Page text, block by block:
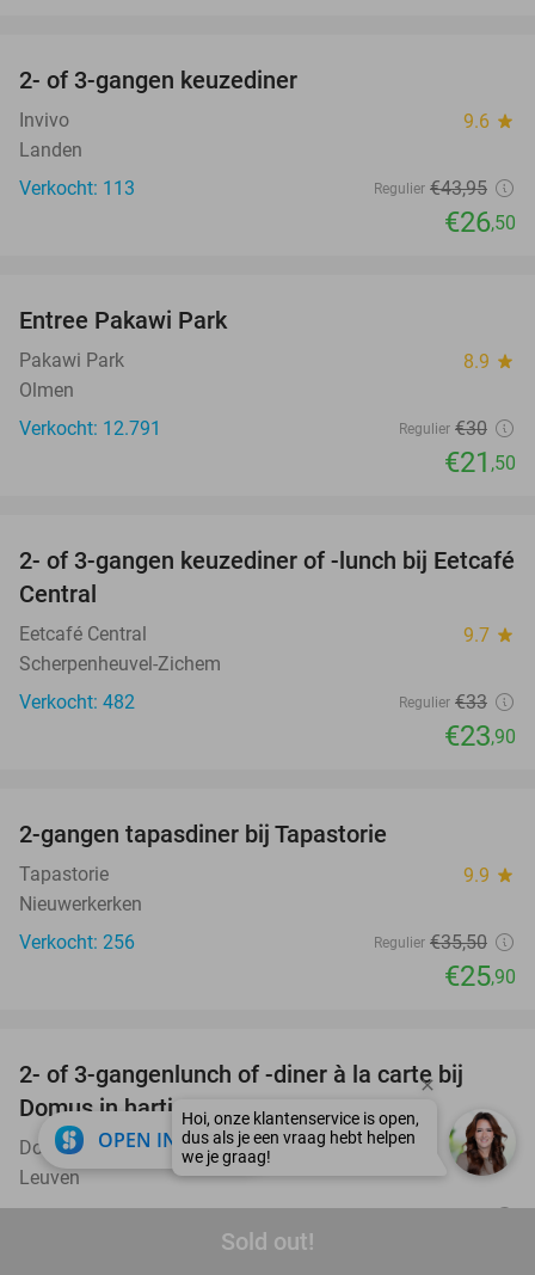
Sold out!
2- of 3-gangen keuzediner
Invivo 9.6 star
Landen
Verkocht: 113
Regulier €43,95
€26,50
Entree Pakawi Park
Pakawi Park 8.9 star
Olmen
Verkocht: 12.791
Regulier €30
€21 ,50
28%
2- of 3-gangen keuzediner of -lunch bij Eetcafé
Central
Eetcafé Central 9.7 star
Scherpenheuvel-Zichem
Verkocht: 482
Regulier €33
€23,90
2-gangen tapasdiner bij Tapastorie
Tapastorie 9.9 star
Nieuwerkerken
Verkocht: 256
Regulier €35,50
€25,90
32%
2- of 3-gangenlunch of -diner à la carte bij
Domus in hartje Leuven
Domus 9.6star
Leuven
Verkocht: 558
€34,55
OPEN IN APP close